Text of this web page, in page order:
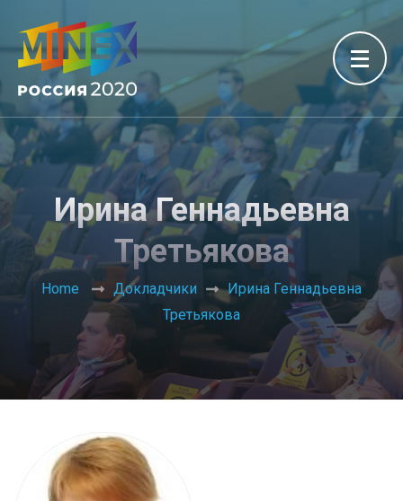
Ирина Геннадьевна
Третьякова
Home Докладчики
Ирина Геннадьевна
Третьякова